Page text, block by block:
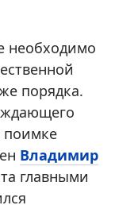
необходимо
порядка.
поимке
Владимир
главными